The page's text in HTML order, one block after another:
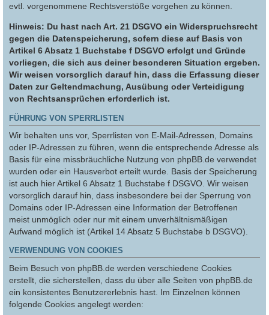
evtl. vorgenommene Rechtsverstöße vorgehen zu können.
Hinweis: Du hast nach Art. 21 DSGVO ein Widerspruchsrecht
gegen die Datenspeicherung, sofern diese auf Basis von
Artikel 6 Absatz 1 Buchstabe f DSGVO erfolgt und Gründe
vorliegen, die sich aus deiner besonderen Situation ergeben.
Wir weisen vorsorglich darauf hin, dass die Erfassung dieser
Daten zur Geltendmachung, Ausübung oder Verteidigung
von Rechtsansprüchen erforderlich ist.
FÜHRUNG VON SPERRLISTEN
Wir behalten uns vor, Sperrlisten von E-Mail-Adressen, Domains
oder IP-Adressen zu führen, wenn die entsprechende Adresse als
Basis für eine missbräuchliche Nutzung von phpBB.de verwendet
wurden oder ein Hausverbot erteilt wurde. Basis der Speicherung
ist auch hier Artikel 6 Absatz 1 Buchstabe f DSGVO. Wir weisen
vorsorglich darauf hin, dass insbesondere bei der Sperrung von
Domains oder IP-Adressen eine Information der Betroffenen
meist unmöglich oder nur mit einem unverhältnismäßigen
Aufwand möglich ist (Artikel 14 Absatz 5 Buchstabe b DSGVO).
VERWENDUNG VON COOKIES
Beim Besuch von phpBB.de werden verschiedene Cookies
erstellt, die sicherstellen, dass du über alle Seiten von phpBB.de
ein konsistentes Benutzererlebnis hast. Im Einzelnen können
folgende Cookies angelegt werden: